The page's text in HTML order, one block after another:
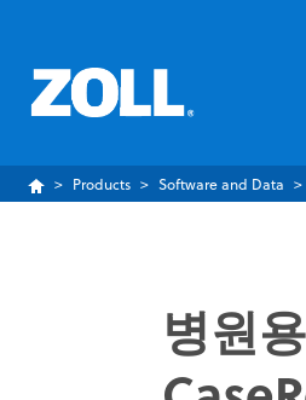
Products Software and Data
병원